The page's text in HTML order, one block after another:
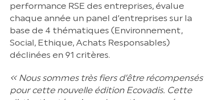
performance RSE des entreprises, évalue
chaque année un panel d’entreprises sur la
base de 4 thématiques (Environnement,
Social, Ethique, Achats Responsables)
déclinées en 91 critères.
« Nous sommes très fiers d’être récompensés
pour cette nouvelle édition Ecovadis. Cette